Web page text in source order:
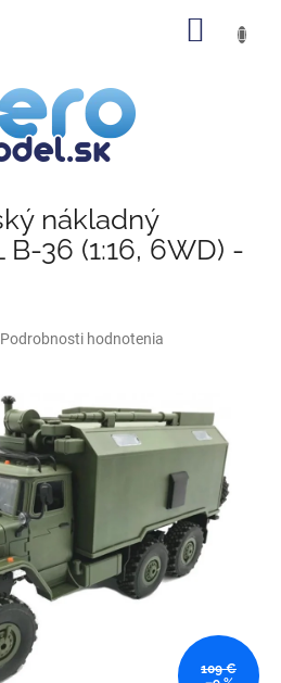
nákladný
36 (1:16, 6WD) -
Podrobnosti hodnotenia
109 €